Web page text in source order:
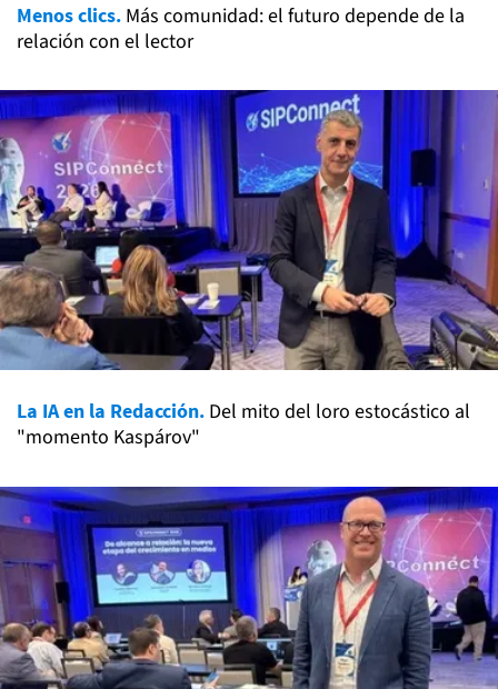
Menos clics. Más comunidad: el futuro depende de la
relación con el lector
La IA en la Redacción. Del mito del loro estocástico al
"momento Kaspárov"